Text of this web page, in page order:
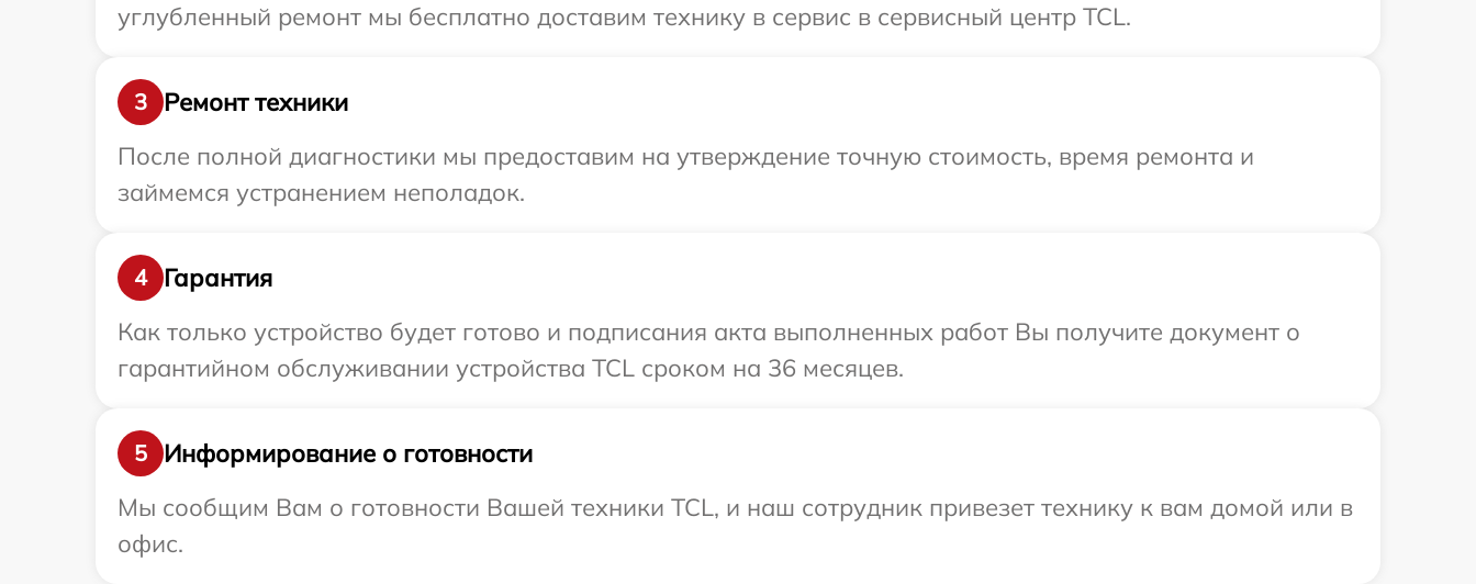
углубленный ремонт мы бесплатно доставим технику в сервис в сервисный центр TCL.
3
Ремонт техники
После полной диагностики мы предоставим на утверждение точную стоимость, время ремонта и
займемся устранением неполадок.
4
Гарантия
Как только устройство будет готово и подписания акта выполненных работ Вы получите документ о
гарантийном обслуживании устройства TCL сроком на 36 месяцев.
5
Информирование о готовности
Мы сообщим Вам о готовности Вашей техники TCL, и наш сотрудник привезет технику к вам домой или в
офис.